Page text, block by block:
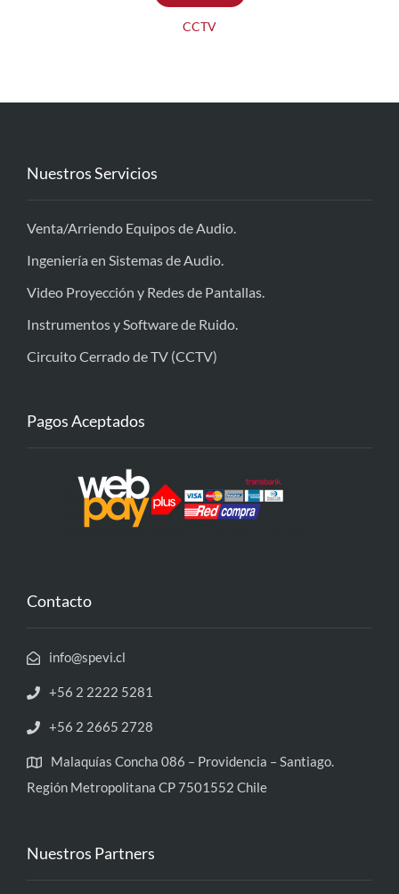
CCTV
Nuestros Servicios
Venta/Arriendo Equipos de Audio.
Ingeniería en Sistemas de Audio.
Video Proyección y Redes de Pantallas.
Instrumentos y Software de Ruido.
Circuito Cerrado de TV (CCTV)
Pagos Aceptados
Contacto
info@spevi.cl
+56 2 2222 5281
+56 2 2665 2728
Malaquías Concha 086 – Providencia – Santiago.
Región Metropolitana CP 7501552 Chile
Nuestros Partners